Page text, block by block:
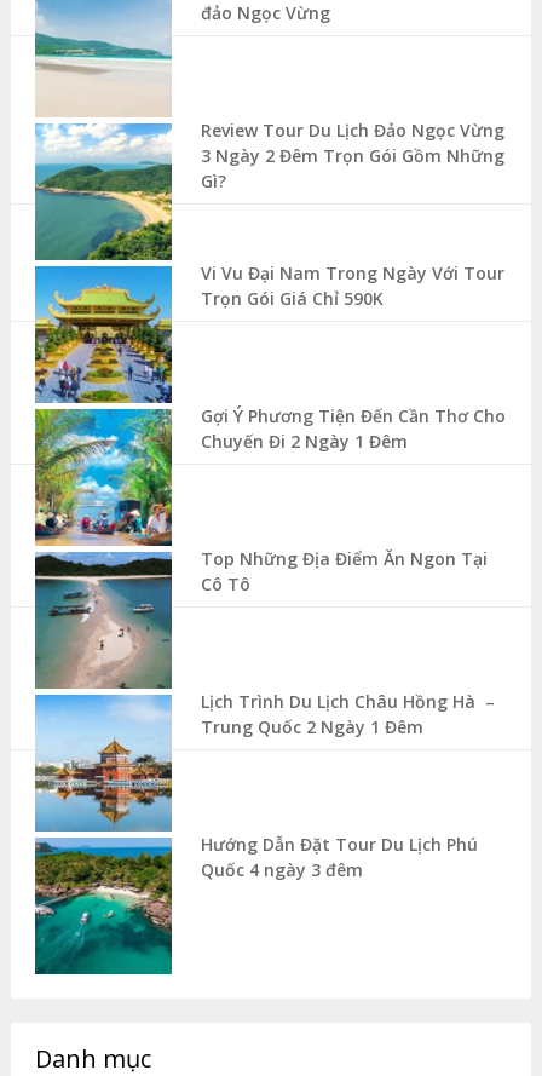
đảo Ngọc Vừng
Review Tour Du Lịch Đảo Ngọc Vừng
3 Ngày 2 Đêm Trọn Gói Gồm Những
Gì?
Vi Vu Đại Nam Trong Ngày Với Tour
Trọn Gói Giá Chỉ 590K
Gợi Ý Phương Tiện Đến Cần Thơ Cho
Chuyến Đi 2 Ngày 1 Đêm
Top Những Địa Điểm Ăn Ngon Tại
Cô Tô
Lịch Trình Du Lịch Châu Hồng Hà –
Trung Quốc 2 Ngày 1 Đêm
Hướng Dẫn Đặt Tour Du Lịch Phú
Quốc 4 ngày 3 đêm
Danh mục